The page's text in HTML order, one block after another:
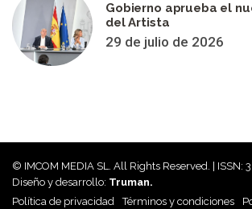
Gobierno aprueba el
del Artista
29 de julio de 2026
© IMCOM MEDIA SL. All Rights Reserved. | ISSN:
Diseño y desarrollo: Truman.
Política de privacidad
Términos y condiciones